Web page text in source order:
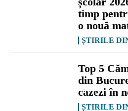
timp
o nouă
ȘTIRILE
Top 5
din
cazezi în
ȘTIRILE